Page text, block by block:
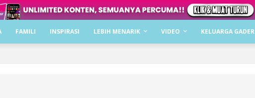
FAMILI INSPIRASI LEBIH MENARIK VIDEO KELUARGA GADER